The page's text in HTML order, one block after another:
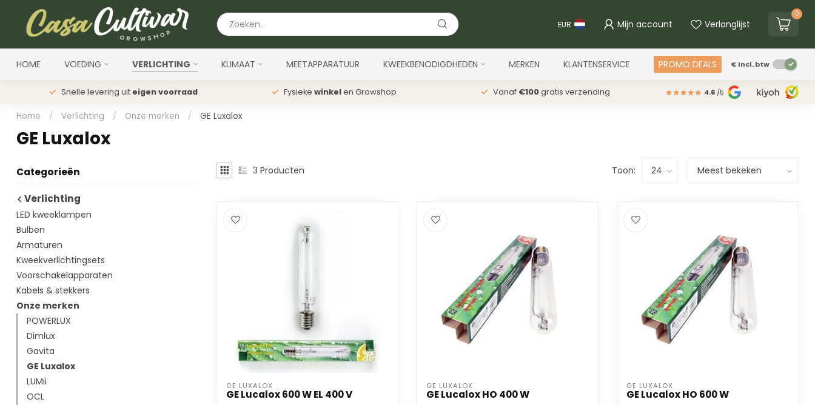
EUR Mijn account Verlanglijst
0
HOME VOEDING VERLICHTING KLIMAAT MEETAPPARATUUR KWEEKBENODIGDHEDEN MERKEN KLANTENSERVICE PROMO DEALS €Incl. btw
Snelle levering uit eigen voorraad Fysieke winkelen Growshop Vanaf €100gratis verzending 4.6 /5
Home / Verlichting / Onze merken / GE Luxalox
GE Luxalox
Categorieën
Verlichting
LED kweeklampen
Bulben
Armaturen
Kweekverlichtingsets
Voorschakelapparaten
Kabels & stekkers
Onze merken
POWERLUX
Dimlux
Gavita
GE Luxalox
LUMii
OCL
3 Producten Toon:
GE LUXALOX
GE Lucalox 600 W EL 400 V
GE LUXALOX
GE Lucalox HO 400 W
GE LUXALOX
GE Lucalox HO 600 W